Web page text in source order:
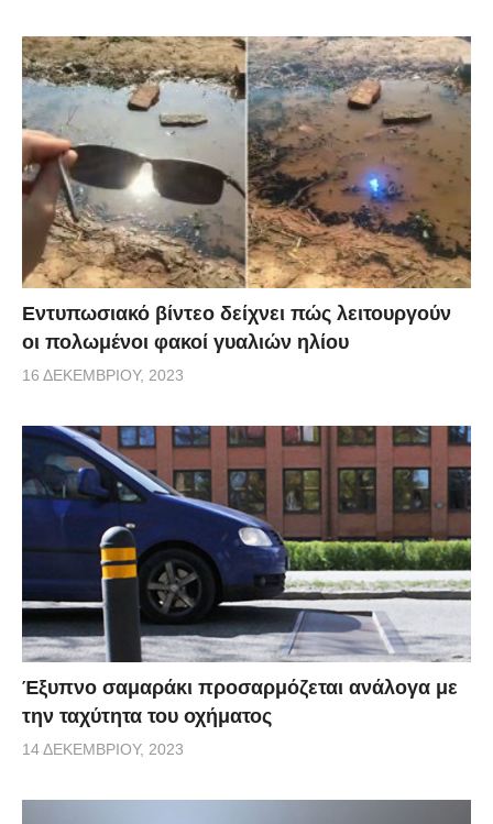
Εντυπωσιακό βίντεο δείχνει πώς λειτουργούν
οι πολωμένοι φακοί γυαλιών ηλίου
16 ΔΕΚΕΜΒΡΊΟΥ, 2023
Έξυπνο σαμαράκι προσαρμόζεται ανάλογα με
την ταχύτητα του οχήματος
14 ΔΕΚΕΜΒΡΊΟΥ, 2023